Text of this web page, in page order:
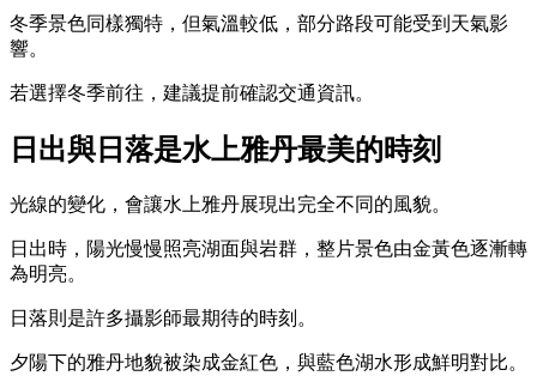
冬季景色同樣獨特，但氣溫較低，部分路段可能受到天氣影
響。
若選擇冬季前往，建議提前確認交通資訊。
日出與日落是水上雅丹最美的時刻
光線的變化，會讓水上雅丹展現出完全不同的風貌。
日出時，陽光慢慢照亮湖面與岩群，整片景色由金黃色逐漸轉
為明亮。
日落則是許多攝影師最期待的時刻。
夕陽下的雅丹地貌被染成金紅色，與藍色湖水形成鮮明對比。